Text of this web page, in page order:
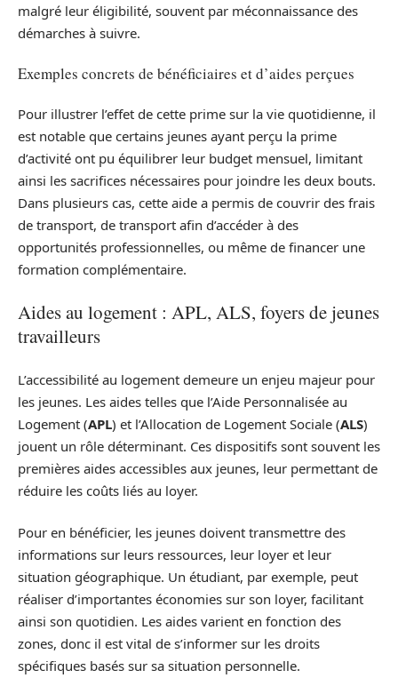
malgré leur éligibilité, souvent par méconnaissance des
démarches à suivre.
Exemples concrets de bénéficiaires et d’aides perçues
Pour illustrer l’effet de cette prime sur la vie quotidienne, il
est notable que certains jeunes ayant perçu la prime
d’activité ont pu équilibrer leur budget mensuel, limitant
ainsi les sacrifices nécessaires pour joindre les deux bouts.
Dans plusieurs cas, cette aide a permis de couvrir des frais
de transport, de transport afin d’accéder à des
opportunités professionnelles, ou même de financer une
formation complémentaire.
Aides au logement : APL, ALS, foyers de jeunes
travailleurs
L’accessibilité au logement demeure un enjeu majeur pour
les jeunes. Les aides telles que l’Aide Personnalisée au
Logement (APL) et l’Allocation de Logement Sociale (ALS)
jouent un rôle déterminant. Ces dispositifs sont souvent les
premières aides accessibles aux jeunes, leur permettant de
réduire les coûts liés au loyer.
Pour en bénéficier, les jeunes doivent transmettre des
informations sur leurs ressources, leur loyer et leur
situation géographique. Un étudiant, par exemple, peut
réaliser d’importantes économies sur son loyer, facilitant
ainsi son quotidien. Les aides varient en fonction des
zones, donc il est vital de s’informer sur les droits
spécifiques basés sur sa situation personnelle.